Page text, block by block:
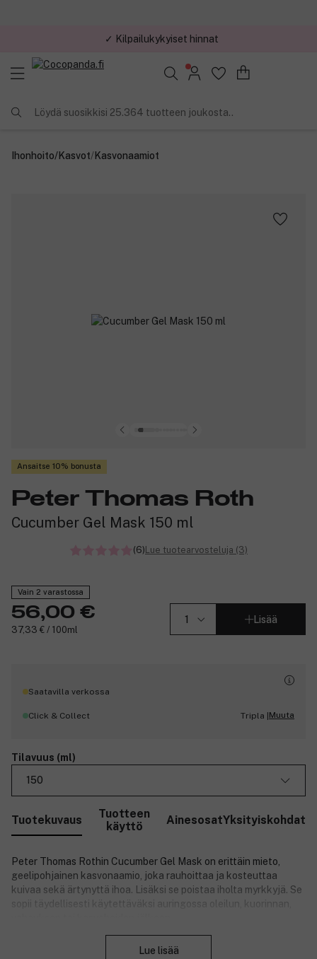
✓ Kilpailukykyiset hinnat
Löydä suosikkisi 25.364 tuotteen joukosta..
Ihonhoito/Kasvot/Kasvonaamiot
Ansaitse 10% bonusta
Peter Thomas Roth
Cucumber Gel Mask 150 ml
(6)Lue tuotearvosteluja (3)
Vain 2 varastossa
56,00 €
37,33 € / 100ml
Lisää
Saatavilla verkossa
Click & Collect Tripla |Muuta
Tilavuus (ml)
150
Tuotekuvaus
Tuotteen
käyttö
AinesosatYksityiskohdat
Peter Thomas Rothin Cucumber Gel Mask on erittäin mieto,
geelipohjainen kasvonaamio, joka rauhoittaa ja kosteuttaa
kuivaa sekä ärtynyttä ihoa. Lisäksi se poistaa iholta myrkkyjä. Se
sopii täydellisesti käytettäväksi auringossa oleilun, kuorinnan,
Lue lisää